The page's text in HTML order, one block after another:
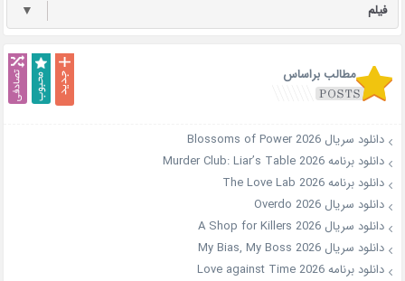
فیلم ▼
مطالب براساس
دانلود سریال Blossoms of Power 2026
دانلود برنامه Murder Club: Liar’s Table 2026
دانلود برنامه The Love Lab 2026
دانلود سریال Overdo 2026
دانلود سریال A Shop for Killers 2026
دانلود سریال My Bias, My Boss 2026
دانلود برنامه Love against Time 2026